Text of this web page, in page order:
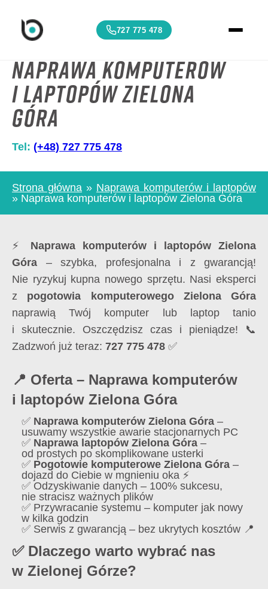
727 775 478
Naprawa komputerów
i laptopów Zielona
Góra
Tel: (+48) 727 775 478
Strona główna » Naprawa komputerów i laptopów
» Naprawa komputerów i laptopów Zielona Góra
⚡ Naprawa komputerów i laptopów Zielona
Góra – szybka, profesjonalna i z gwarancją!
Nie ryzykuj kupna nowego sprzętu. Nasi eksperci
z pogotowia komputerowego Zielona Góra
naprawią Twój komputer lub laptop tanio
i skutecznie. Oszczędzisz czas i pieniądze! 📞
Zadzwoń już teraz: 727 775 478 ✅
📍 Oferta – Naprawa komputerów
i laptopów Zielona Góra
✅ Naprawa komputerów Zielona Góra –
usuwamy wszystkie awarie stacjonarnych PC
✅ Naprawa laptopów Zielona Góra –
od prostych po skomplikowane usterki
✅ Pogotowie komputerowe Zielona Góra –
dojazd do Ciebie w mgnieniu oka ⚡
✅ Odzyskiwanie danych – 100% sukcesu,
nie stracisz ważnych plików
✅ Przywracanie systemu – komputer jak nowy
w kilka godzin
✅ Serwis z gwarancją – bez ukrytych kosztów 📍
✅ Dlaczego warto wybrać nas
w Zielonej Górze?